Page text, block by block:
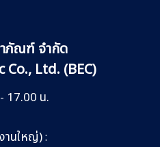
ภัณฑ์ จำกัด
Ltd. (BEC)
17.00 น.
านใหญ่):